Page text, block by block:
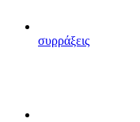
συρράξεις